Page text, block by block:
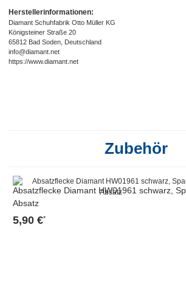
Herstellerinformationen:
Diamant Schuhfabrik Otto Müller KG
Königsteiner Straße 20
65812 Bad Soden, Deutschland
info@diamant.net
https://www.diamant.net
Zubehör
Absatzflecke Diamant HW01961 schwarz,
Absatz
5,90 €*